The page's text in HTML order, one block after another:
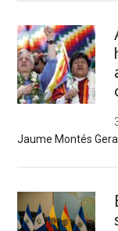
Jaume Montés